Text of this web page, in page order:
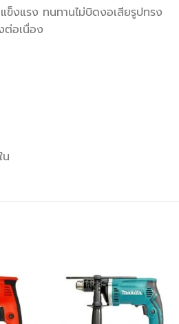
งแรง ทนทานไม่บิดงอเสียรูปทรง
ต่อเนื่อง
น